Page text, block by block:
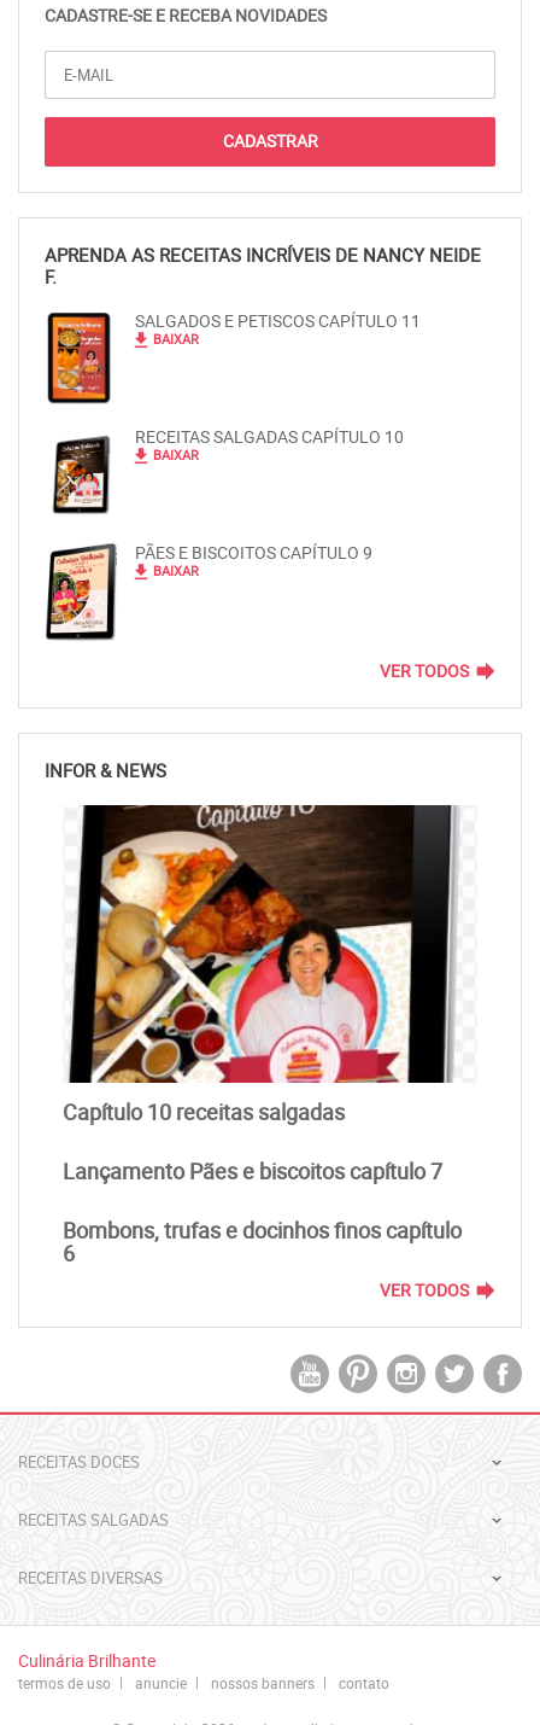
CADASTRE-SE E RECEBA NOVIDADES
APRENDA AS RECEITAS INCRÍVEIS DE NANCY NEIDE
F.
SALGADOS E PETISCOS CAPÍTULO 11
file_download BAIXAR
RECEITAS SALGADAS CAPÍTULO 10
file_download BAIXAR
PÃES E BISCOITOS CAPÍTULO 9
file_download BAIXAR
VER TODOS forward
INFOR & NEWS
Capítulo 10 receitas salgadas
Lançamento Pães e biscoitos capítulo 7
Bombons, trufas e docinhos finos capítulo
6
VER TODOS forward
RECEITAS DOCES
RECEITAS SALGADAS
RECEITAS DIVERSAS
Culinária Brilhante
termos de uso anuncie nossos banners contato